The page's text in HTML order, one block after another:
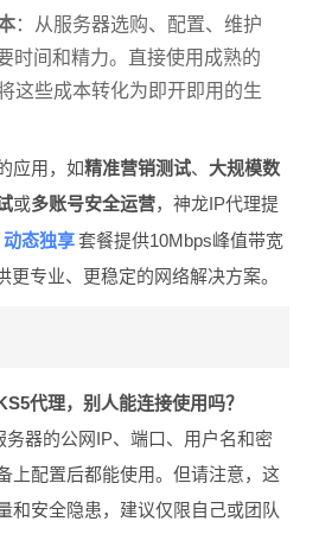
：从服务器选购、配置、维护
时间和精力。直接使用成熟的
这些成本转化为即开即用的生
应用，如精准营销测试、 大规模数
或多账号安全运营，神龙IP代理提
动态独享 套餐提供10Mbps峰值带宽
更专业、更稳定的网络解决方案。
代理，别人能连接使用吗？
器的公网IP、端口、用户名和密
上配置后都能使用。但请注意，这
和安全隐患，建议仅限自己或团队